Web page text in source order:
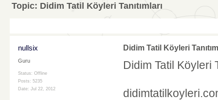
Topic: Didim Tatil Köyleri Tanıtımları
nullsix
Guru
Status: Offline
Posts: 5235
Date: Jul 22, 2012
Didim Tatil Köyleri
Didim Tatil Köyleri